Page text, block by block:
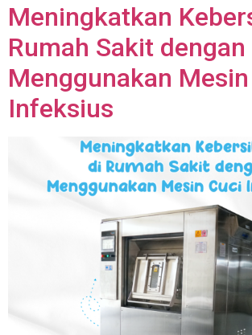
Meningkatkan
Rumah Sakit dengan
Menggunakan
Infeksius